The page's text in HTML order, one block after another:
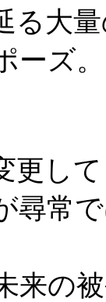
る大
ズ。
更し
尋常
来の